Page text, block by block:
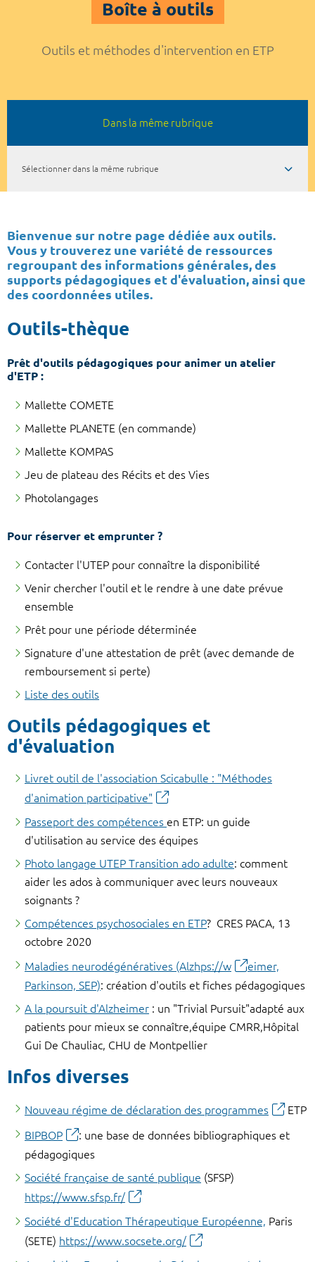
Boîte à outils
Outils et méthodes d'intervention en ETP
Dans la même rubrique
Sélectionner dans la même rubrique
Bienvenue sur notre page dédiée aux outils.
Vous y trouverez une variété de ressources
regroupant des informations générales, des
supports pédagogiques et d'évaluation, ainsi que
des coordonnées utiles.
Outils-thèque
Prêt d'outils pédagogiques pour animer un atelier
d'ETP :
Mallette COMETE
Mallette PLANETE (en commande)
Mallette KOMPAS
Jeu de plateau des Récits et des Vies
Photolangages
Pour réserver et emprunter ?
Contacter l'UTEP pour connaître la disponibilité
Venir chercher l'outil et le rendre à une date prévue
ensemble
Prêt pour une période déterminée
Signature d'une attestation de prêt (avec demande de
remboursement si perte)
Liste des outils
Outils pédagogiques et
d'évaluation
Livret outil de l'association Scicabulle : "Méthodes
d'animation participative"
Passeport des compétences en ETP: un guide
d'utilisation au service des équipes
Photo langage UTEP Transition ado adulte: comment
aider les ados à communiquer avec leurs nouveaux
soignants ?
Compétences psychosociales en ETP? CRES PACA, 13
octobre 2020
Maladies neurodégénératives (Alzhps://w
eimer,
Parkinson, SEP): création d'outils et fiches pédagogiques
A la poursuit d'Alzheimer : un "Trivial Pursuit"adapté aux
patients pour mieux se connaître,équipe CMRR,Hôpital
Gui De Chauliac, CHU de Montpellier
Infos diverses
Nouveau régime de déclaration des programmes
ETP
BIPBOP
: une base de données bibliographiques et
pédagogiques
Société française de santé publique (SFSP)
https://www.sfsp.fr/
Société d'Education Thérapeutique Européenne, Paris
(SETE) https://www.socsete.org/